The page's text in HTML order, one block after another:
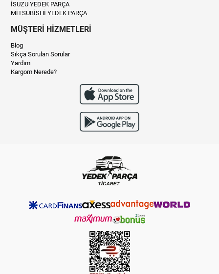
İSUZU YEDEK PARÇA
MİTSUBİSHİ YEDEK PARÇA
MÜŞTERİ HİZMETLERİ
Blog
Sıkça Sorulan Sorular
Yardım
Kargom Nerede?